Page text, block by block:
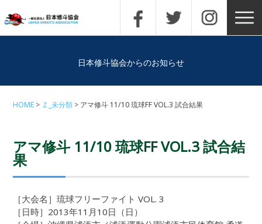
日本修斗協会からのお知らせ
HOME Ｚ_未分類 アマ修斗 11/10 琉球FF VOL.3 試合結果
アマ修斗 11/10 琉球FF VOL.3 試合結
果
［大会名］琉球フリーファイト VOL. 3
［日時］2013年11月10日（日）